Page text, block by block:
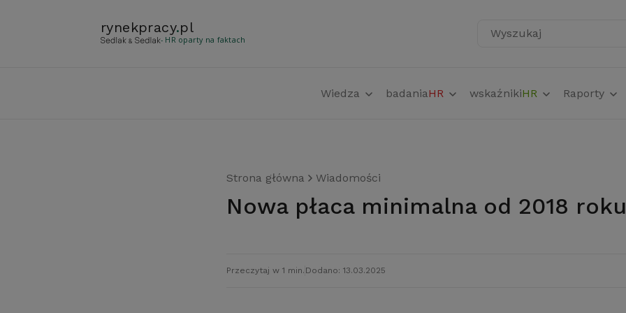
rynekpracy.pl
- HR oparty na faktach Wyszukaj
Wiedza badaniaHR wskaźnikiHR Raporty
Strona główna Wiadomości
Nowa płaca minimalna od 2018 roku
Przeczytaj w 1 min. Dodano: 13.03.2025